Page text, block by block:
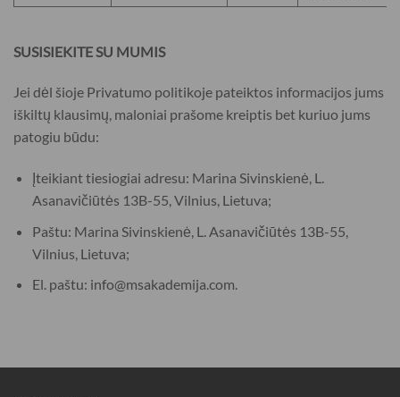
SUSISIEKITE SU MUMIS
Jei dėl šioje Privatumo politikoje pateiktos informacijos jums
iškiltų klausimų, maloniai prašome kreiptis bet kuriuo jums
patogiu būdu:
Įteikiant tiesiogiai adresu: Marina Sivinskienė, L.
Asanavičiūtės 13B-55, Vilnius, Lietuva;
Paštu: Marina Sivinskienė, L. Asanavičiūtės 13B-55,
Vilnius, Lietuva;
El. paštu: info@msakademija.com.